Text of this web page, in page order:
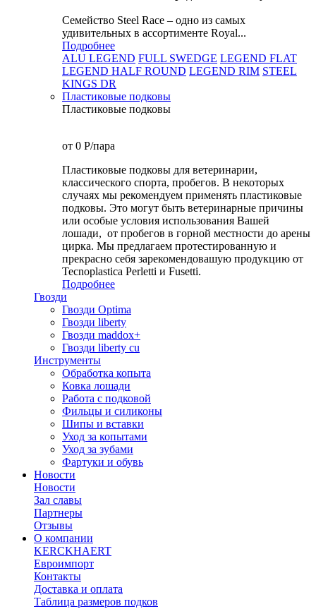
Семейство Steel Race – одно из самых
удивительных в ассортименте Royal...
Подробнее
ALU LEGEND FULL SWEDGE LEGEND FLAT
LEGEND HALF ROUND LEGEND RIM STEEL
KINGS DR
Пластиковые подковы
Пластиковые подковы
от 0 P/пара
Пластиковые подковы для ветеринарии,
классического спорта, пробегов. В некоторых
случаях мы рекомендуем применять пластиковые
подковы. Это могут быть ветеринарные причины
или особые условия использования Вашей
лошади, от пробегов в горной местности до арены
цирка. Мы предлагаем протестированную и
прекрасно себя зарекомендовашую продукцию от
Tecnoplastica Perletti и Fusetti.
Подробнее
Гвозди
Гвозди Optima
Гвозди liberty
Гвозди maddox+
Гвозди liberty cu
Инструменты
Обработка копыта
Ковка лошади
Работа с подковой
Фильцы и силиконы
Шипы и вставки
Уход за копытами
Уход за зубами
Фартуки и обувь
Новости
Новости
Зал славы
Партнеры
Отзывы
О компании
KERCKHAERT
Евроимпорт
Контакты
Доставка и оплата
Таблица размеров подков